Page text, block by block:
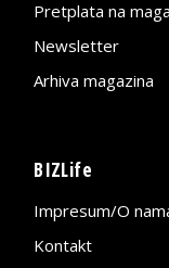
Pretplata na
Newsletter
Arhiva magazina
BIZLife
Impresum/O
Kontakt